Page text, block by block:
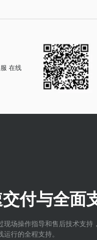
在线
付与全面
现场操作指导和售后技术支持
行的全程支持。